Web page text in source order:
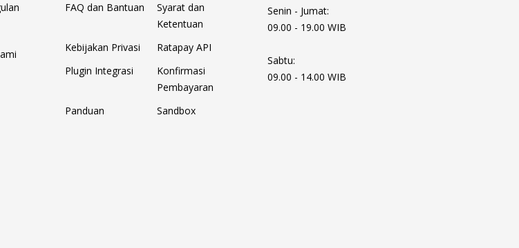
FAQ dan Bantuan
Syarat dan
Ketentuan
Kebijakan Privasi
Ratapay API
Plugin Integrasi
Konfirmasi
Pembayaran
Panduan
Sandbox
Senin - Jumat:
09.00 - 19.00 WIB
Sabtu:
09.00 - 14.00 WIB